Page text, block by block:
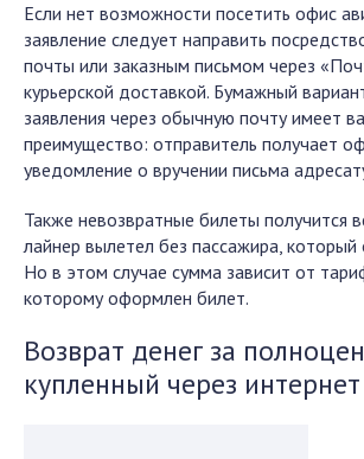
Если нет возможности посетить офис
заявление следует направить
почты или заказным письмом через
курьерской доставкой. Бумажный
заявления через обычную почту имеет
преимущество: отправитель получает
уведомление о вручении письма
Также невозвратные билеты получится
лайнер вылетел без пассажира, который
Но в этом случае сумма зависит от
которому оформлен билет.
Возврат денег за
купленный через интернет